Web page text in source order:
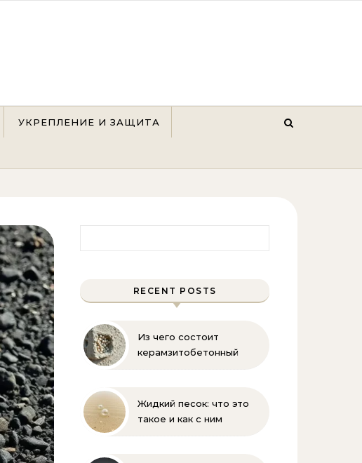
УКРЕПЛЕНИЕ И ЗАЩИТА
RECENT POSTS
Из чего состоит
керамзитобетонный
Жидкий песок: что это
такое и как с ним